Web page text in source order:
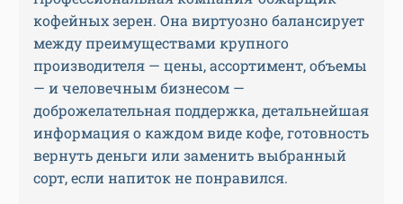
кофейных зерен. Она виртуозно балансирует
между преимуществами крупного
производителя — цены, ассортимент, объемы
— и человечным бизнесом —
доброжелательная поддержка, детальнейшая
информация о каждом виде кофе, готовность
вернуть деньги или заменить выбранный
сорт, если напиток не понравился.